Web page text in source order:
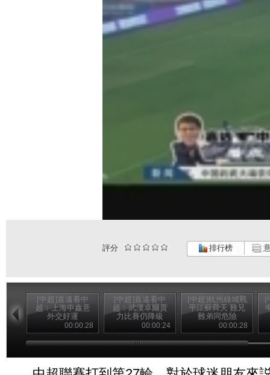
評分 排行榜
[中超]嘉遠看中
超：上海申鑫意
外交好運
00:00:28
[中超]嘉遠看中
超：武漢卓爾賣
力比賽仍降級
00:00:24
[中超]杭州綠城戰
平江蘇舜天 難兄
難弟同危險
00:00:28
[